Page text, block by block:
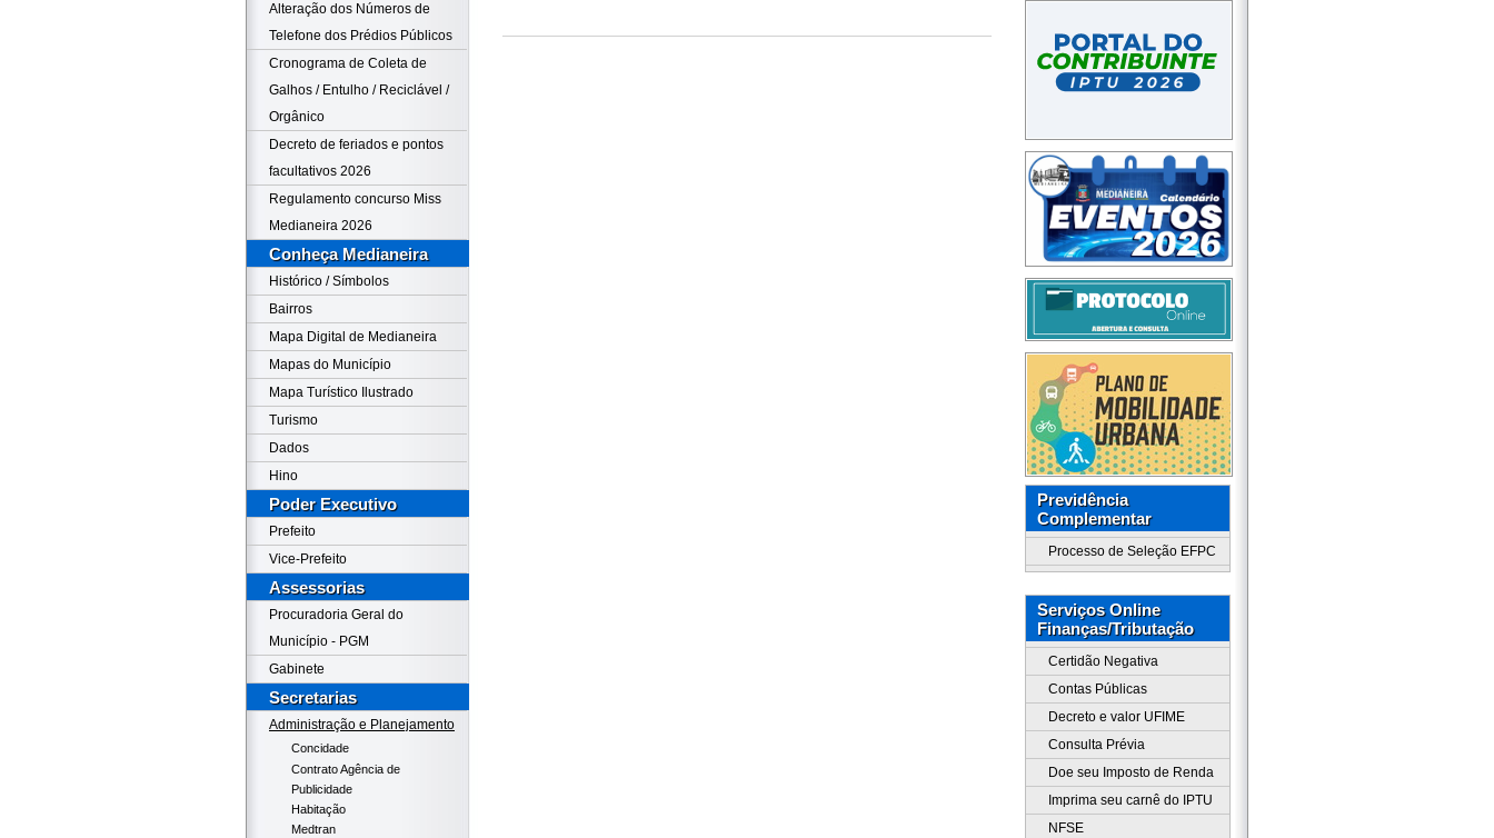
Alteração dos Números de
Telefone dos Prédios Públicos
Cronograma de Coleta de
Galhos / Entulho / Reciclável /
Orgânico
Decreto de feriados e pontos
facultativos 2026
Regulamento concurso Miss
Medianeira 2026
Conheça Medianeira
Histórico / Símbolos
Bairros
Mapa Digital de Medianeira
Mapas do Município
Mapa Turístico Ilustrado
Turismo
Dados
Hino
Poder Executivo
Prefeito
Vice-Prefeito
Assessorias
Procuradoria Geral do
Município - PGM
Gabinete
Secretarias
Administração e Planejamento
Concidade
Contrato Agência de
Publicidade
Habitação
Medtran
Previdência
Complementar
Processo de Seleção EFPC
Serviços Online
Finanças/Tributação
Certidão Negativa
Contas Públicas
Decreto e valor UFIME
Consulta Prévia
Doe seu Imposto de Renda
Imprima seu carnê do IPTU
NFSE